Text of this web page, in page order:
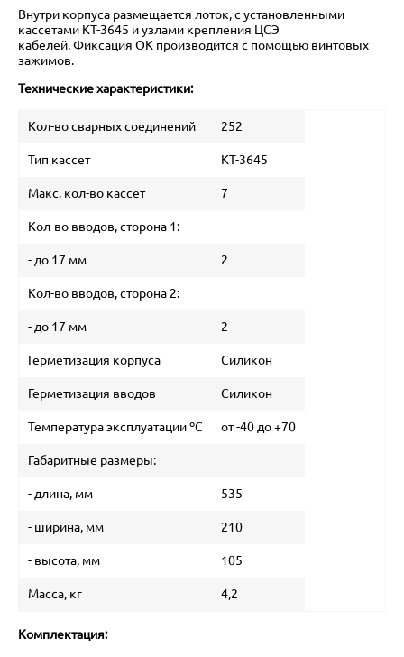
Внутри корпуса размещается лоток, с установленными
кассетами КТ-3645 и узлами крепления ЦСЭ
кабелей. Фиксация ОК производится с помощью винтовых
зажимов.
Технические характеристики:
Кол-во сварных соединений 252
Тип кассет КТ-3645
Макс. кол-во кассет 7
Кол-во вводов, сторона 1:
- до 17 мм 2
Кол-во вводов, сторона 2:
- до 17 мм 2
Герметизация корпуса Силикон
Герметизация вводов Силикон
Температура эксплуатации ºС от -40 до +70
Габаритные размеры:
- длина, мм 535
- ширина, мм 210
- высота, мм 105
Масса, кг 4,2
Комплектация: